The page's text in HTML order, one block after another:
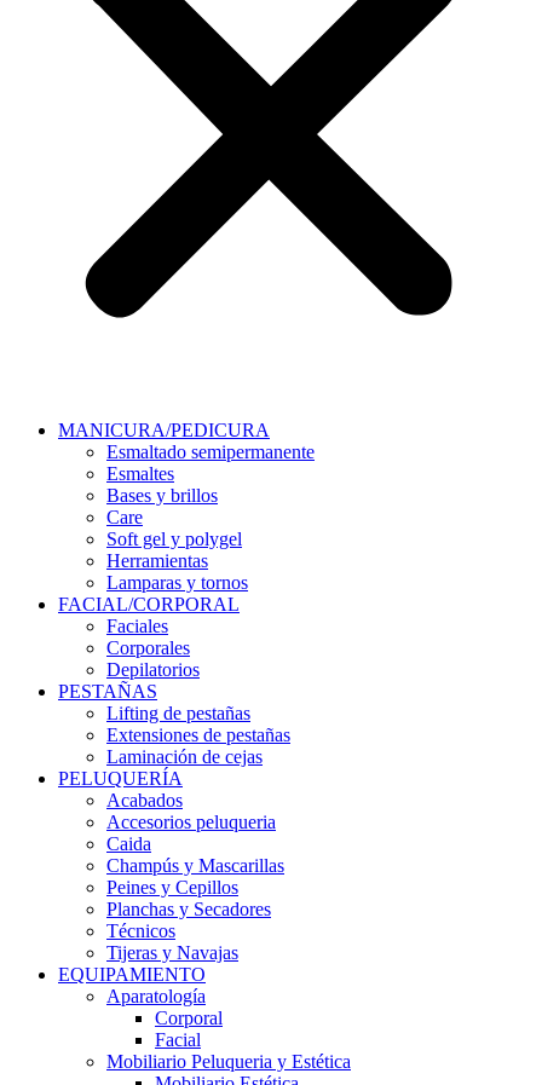
MANICURA/PEDICURA
Esmaltado semipermanente
Esmaltes
Bases y brillos
Care
Soft gel y polygel
Herramientas
Lamparas y tornos
FACIAL/CORPORAL
Faciales
Corporales
Depilatorios
PESTAÑAS
Lifting de pestañas
Extensiones de pestañas
Laminación de cejas
PELUQUERÍA
Acabados
Accesorios peluqueria
Caida
Champús y Mascarillas
Peines y Cepillos
Planchas y Secadores
Técnicos
Tijeras y Navajas
EQUIPAMIENTO
Aparatología
Corporal
Facial
Mobiliario Peluqueria y Estética